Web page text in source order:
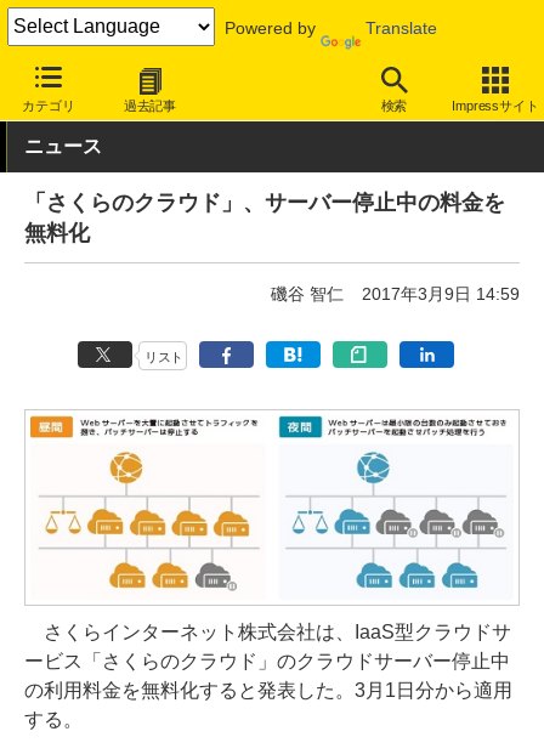
Powered by Translate
カテゴリ 過去記事 検索 Impressサイト
INTERNET Watch サービス/ソフト サービス クラウド
ニュース
「さくらのクラウド」、サーバー停止中の料金を
無料化
磯谷 智仁 2017年3月9日 14:59
リスト
さくらインターネット株式会社は、IaaS型クラウドサ
ービス「さくらのクラウド」のクラウドサーバー停止中
の利用料金を無料化すると発表した。3月1日分から適用
する。